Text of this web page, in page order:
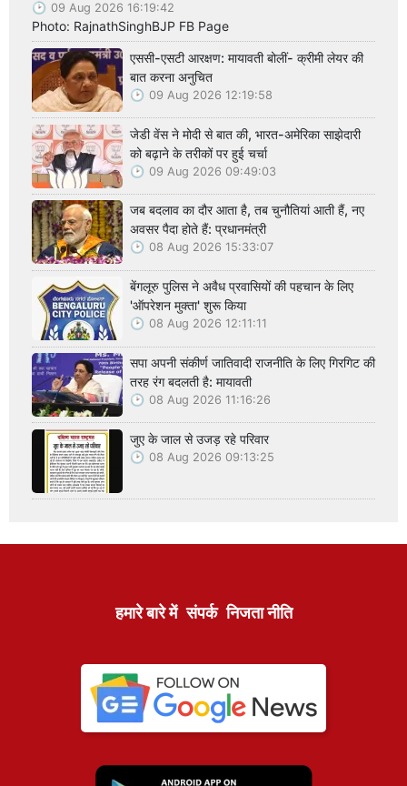
09 Aug 2026 16:19:42
Photo: RajnathSinghBJP FB Page
एससी-एसटी आरक्षण: मायावती बोलीं- क्रीमी लेयर की
बात करना अनुचित
09 Aug 2026 12:19:58
जेडी वेंस ने मोदी से बात की, भारत-अमेरिका साझेदारी
को बढ़ाने के तरीकों पर हुई चर्चा
09 Aug 2026 09:49:03
जब बदलाव का दौर आता है, तब चुनौतियां आती हैं, नए
अवसर पैदा होते हैं: प्रधानमंत्री
08 Aug 2026 15:33:07
बेंगलूरु पुलिस ने अवैध प्रवासियों की पहचान के लिए
'ऑपरेशन मुक्ता' शुरू किया
08 Aug 2026 12:11:11
सपा अपनी संकीर्ण जातिवादी राजनीति के लिए गिरगिट की
तरह रंग बदलती है: मायावती
08 Aug 2026 11:16:26
जुए के जाल से उजड़ रहे परिवार
08 Aug 2026 09:13:25
हमारे बारे में संपर्क निजता नीति